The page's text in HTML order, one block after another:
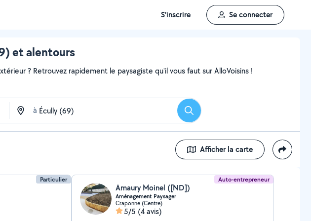
S'inscrire Se connecter
et alentours
? Retrouvez rapidement le paysagiste qu'il vous faut sur AlloVoisins !
à Rechercher
Afficher la carte
Particulier Auto-entrepreneur
Amaury Moinel ([ND])
Aménagement Paysager
Craponne (Centre)
5/5 (4 avis)